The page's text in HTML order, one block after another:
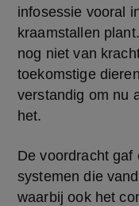
infosessie vooral
kraamstallen
nog niet van
toekomstige
verstandig om nu
het.
De voordracht gaf
systemen die
waarbij ook het